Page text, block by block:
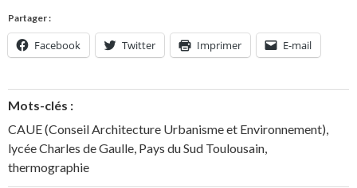
Partager :
Facebook Twitter Imprimer E-mail
Mots-clés :
CAUE (Conseil Architecture Urbanisme et Environnement),
lycée Charles de Gaulle, Pays du Sud Toulousain,
thermographie